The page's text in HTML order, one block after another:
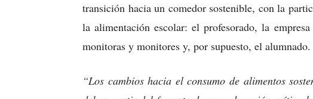
transición hacia un comedor sostenible, con la
la alimentación escolar: el profesorado, la
monitoras y monitores y, por supuesto, el alumnado.
“Los cambios hacia el consumo de alimentos